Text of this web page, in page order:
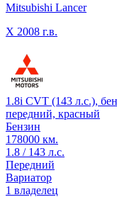
Mitsubishi Lancer
X 2008 г.в.
1.8i CVT (143 л.с.),
передний, красный
Бензин
178000 км.
1.8 / 143 л.с.
Передний
Вариатор
1 владелец